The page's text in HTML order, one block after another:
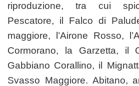
riproduzione, tra cui
Pescatore, il Falco di
maggiore, l’Airone Rosso,
Cormorano, la Garzetta, il
Gabbiano Corallino, il
Svasso Maggiore. Abitano,